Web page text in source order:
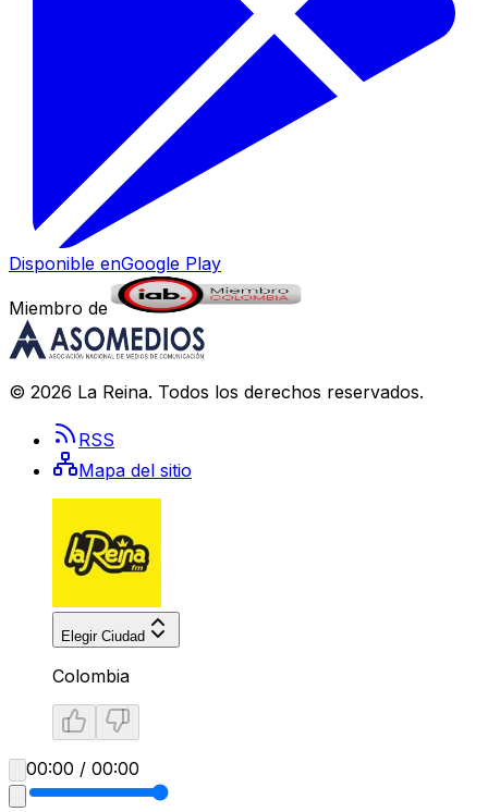
Disponible enGoogle Play
Miembro de
© 2026 La Reina. Todos los derechos reservados.
RSS
Mapa del sitio
Elegir Ciudad
Colombia
00:00 / 00:00